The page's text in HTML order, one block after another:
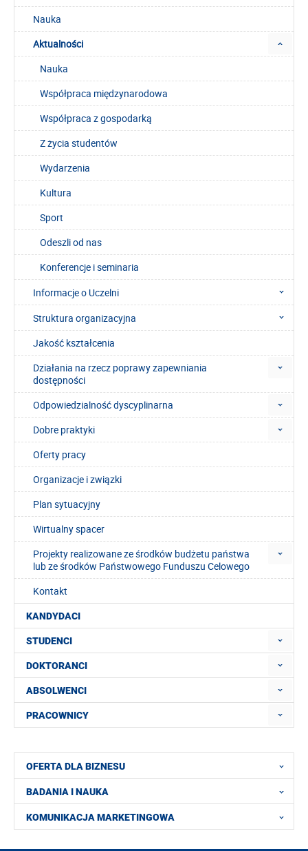
Nauka
Aktualności
Nauka
Współpraca międzynarodowa
Współpraca z gospodarką
Z życia studentów
Wydarzenia
Kultura
Sport
Odeszli od nas
Konferencje i seminaria
Informacje o Uczelni
Struktura organizacyjna
Jakość kształcenia
Działania na rzecz poprawy zapewniania
dostępności
Odpowiedzialność dyscyplinarna
Dobre praktyki
Oferty pracy
Organizacje i związki
Plan sytuacyjny
Wirtualny spacer
Projekty realizowane ze środków budżetu państwa
lub ze środków Państwowego Funduszu Celowego
Kontakt
KANDYDACI
STUDENCI
DOKTORANCI
ABSOLWENCI
PRACOWNICY
OFERTA DLA BIZNESU
BADANIA I NAUKA
KOMUNIKACJA MARKETINGOWA